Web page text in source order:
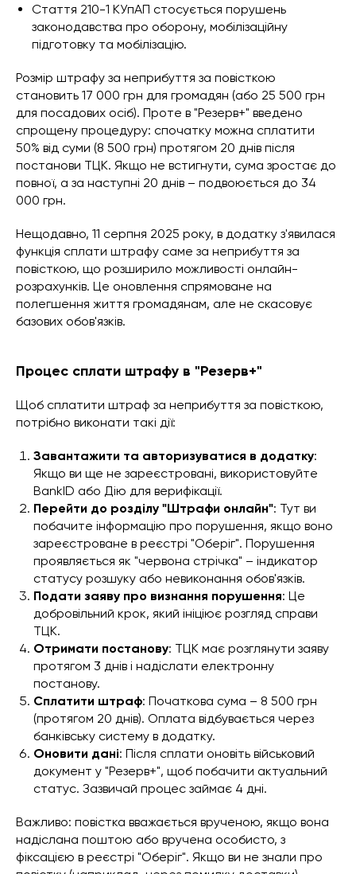
Стаття 210-1 КУпАП стосується порушень
законодавства про оборону, мобілізаційну
підготовку та мобілізацію.
Розмір штрафу за неприбуття за повісткою
становить 17 000 грн для громадян (або 25 500 грн
для посадових осіб). Проте в "Резерв+" введено
спрощену процедуру: спочатку можна сплатити
50% від суми (8 500 грн) протягом 20 днів після
постанови ТЦК. Якщо не встигнути, сума зростає до
повної, а за наступні 20 днів – подвоюється до 34
000 грн.
Нещодавно, 11 серпня 2025 року, в додатку з'явилася
функція сплати штрафу саме за неприбуття за
повісткою, що розширило можливості онлайн-
розрахунків. Це оновлення спрямоване на
полегшення життя громадянам, але не скасовує
базових обов'язків.
Процес сплати штрафу в "Резерв+"
Щоб сплатити штраф за неприбуття за повісткою,
потрібно виконати такі дії:
Завантажити та авторизуватися в додатку:
Якщо ви ще не зареєстровані, використовуйте
BankID або Дію для верифікації.
Перейти до розділу "Штрафи онлайн": Тут ви
побачите інформацію про порушення, якщо воно
зареєстроване в реєстрі "Оберіг". Порушення
проявляється як "червона стрічка" – індикатор
статусу розшуку або невиконання обов'язків.
Подати заяву про визнання порушення: Це
добровільний крок, який ініціює розгляд справи
ТЦК.
Отримати постанову: ТЦК має розглянути заяву
протягом 3 днів і надіслати електронну
постанову.
Сплатити штраф: Початкова сума – 8 500 грн
(протягом 20 днів). Оплата відбувається через
банківську систему в додатку.
Оновити дані: Після сплати оновіть військовий
документ у "Резерв+", щоб побачити актуальний
статус. Зазвичай процес займає 4 дні.
Важливо: повістка вважається врученою, якщо вона
надіслана поштою або вручена особисто, з
фіксацією в реєстрі "Оберіг". Якщо ви не знали про